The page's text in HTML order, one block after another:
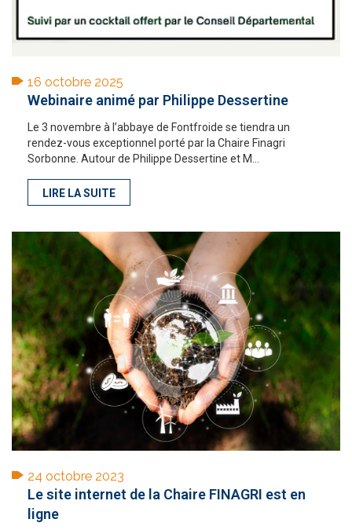
16 octobre 2025
Webinaire animé par Philippe Dessertine
Le 3 novembre à l’abbaye de Fontfroide se tiendra un
rendez-vous exceptionnel porté par la Chaire Finagri
Sorbonne. Autour de Philippe Dessertine et M...
LIRE LA SUITE
24 octobre 2023
Le site internet de la Chaire FINAGRI est en
ligne